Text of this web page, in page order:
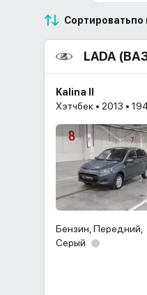
Сортироватьпо
LADA
Kalina II
Хэтчбек • 2013 •
Бензин, Передний,
Серый